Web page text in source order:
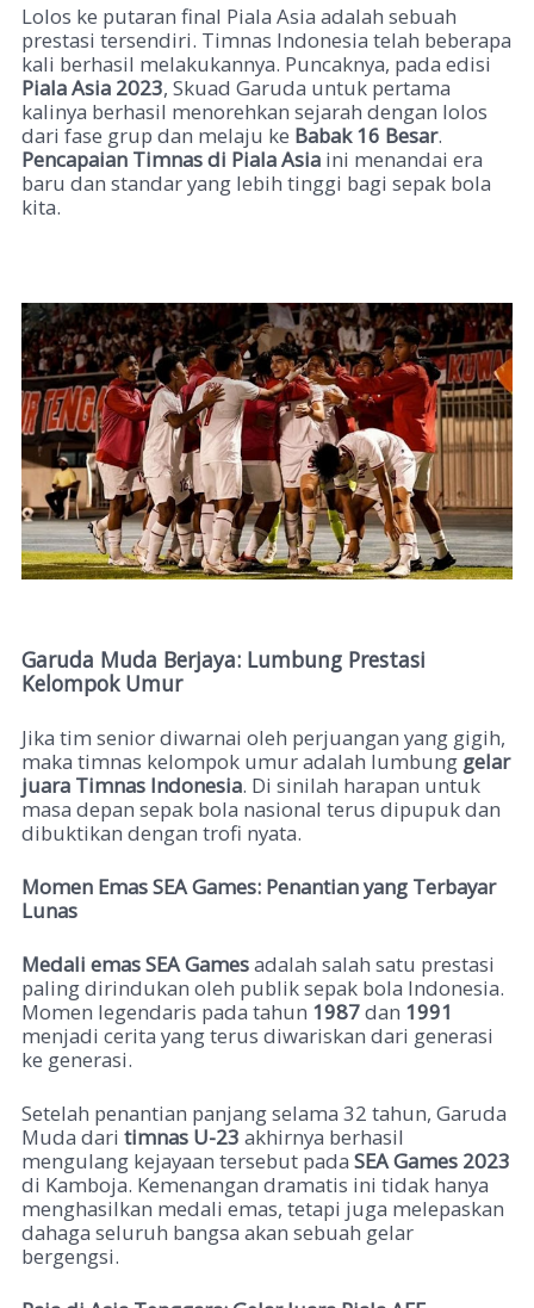
Lolos ke putaran final Piala Asia adalah sebuah
prestasi tersendiri. Timnas Indonesia telah beberapa
kali berhasil melakukannya. Puncaknya, pada edisi
Piala Asia 2023, Skuad Garuda untuk pertama
kalinya berhasil menorehkan sejarah dengan lolos
dari fase grup dan melaju ke Babak 16 Besar.
Pencapaian Timnas di Piala Asia ini menandai era
baru dan standar yang lebih tinggi bagi sepak bola
kita.
Garuda Muda Berjaya: Lumbung Prestasi
Kelompok Umur
Jika tim senior diwarnai oleh perjuangan yang gigih,
maka timnas kelompok umur adalah lumbung gelar
juara Timnas Indonesia. Di sinilah harapan untuk
masa depan sepak bola nasional terus dipupuk dan
dibuktikan dengan trofi nyata.
Momen Emas SEA Games: Penantian yang Terbayar
Lunas
Medali emas SEA Gamesadalah salah satu prestasi
paling dirindukan oleh publik sepak bola Indonesia.
Momen legendaris pada tahun 1987dan 1991
menjadi cerita yang terus diwariskan dari generasi
ke generasi.
Setelah penantian panjang selama 32 tahun, Garuda
Muda dari timnas U-23 akhirnya berhasil
mengulang kejayaan tersebut pada SEA Games 2023
di Kamboja. Kemenangan dramatis ini tidak hanya
menghasilkan medali emas, tetapi juga melepaskan
dahaga seluruh bangsa akan sebuah gelar
bergengsi.